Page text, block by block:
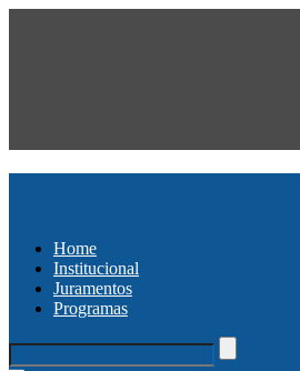
Home
Institucional
Juramentos
Programas